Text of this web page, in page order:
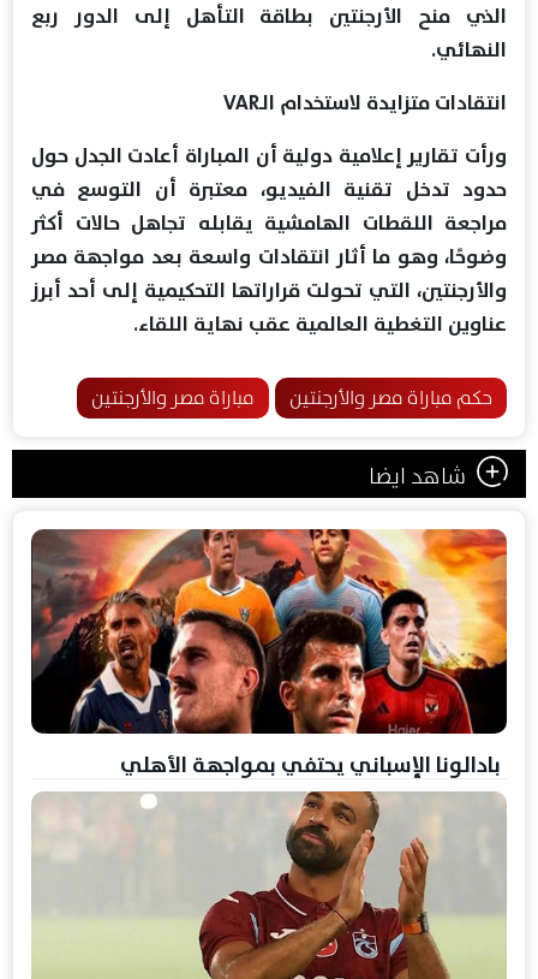
الذي منح الأرجنتين بطاقة التأهل إلى الدور ربع
النهائي.
انتقادات متزايدة لاستخدام الـVAR
ورأت تقارير إعلامية دولية أن المباراة أعادت الجدل حول
حدود تدخل تقنية الفيديو، معتبرة أن التوسع في
مراجعة اللقطات الهامشية يقابله تجاهل حالات أكثر
وضوحًا، وهو ما أثار انتقادات واسعة بعد مواجهة مصر
والأرجنتين، التي تحولت قراراتها التحكيمية إلى أحد أبرز
عناوين التغطية العالمية عقب نهاية اللقاء.
حكم مباراة مصر والأرجنتين مباراة مصر والأرجنتين
شاهد ايضا
بادالونا الإسباني يحتفي بمواجهة الأهلي